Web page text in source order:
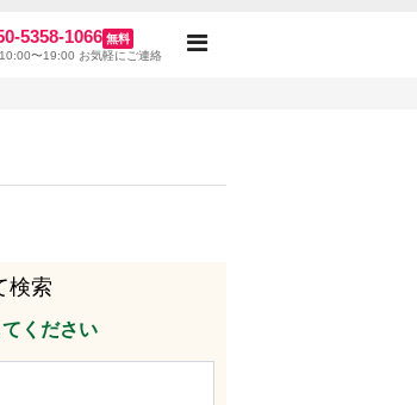
ース一覧
5358-1066 無料
〜19:00 お気軽にご連絡
Toggle
検索
ください